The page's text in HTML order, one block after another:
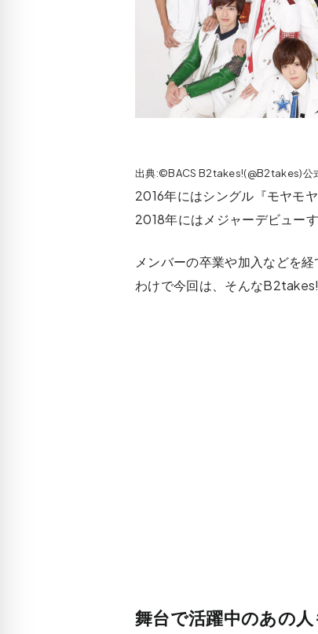
出典:©BACS B2takes!(@B2takes)公
2016年にはシングル『モヤモ
2018年にはメジャーデビュー
メンバーの卒業や加入などを
わけで今回は、そんな
舞台で活躍中のあの